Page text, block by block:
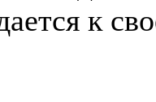
к